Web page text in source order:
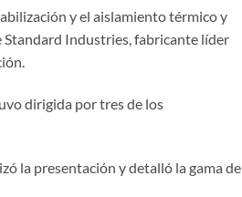
y el aislamiento térmico y
Standard Industries, fabricante líder
dirigida por tres de los
la presentación y detalló la gama de